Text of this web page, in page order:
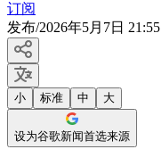
订阅
发布/2026年5月7日 21:55
小 标准 中 大
设为谷歌新闻首选来源